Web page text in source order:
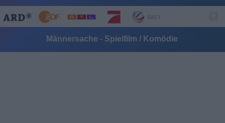
Männersache - Spielfilm / Komödie